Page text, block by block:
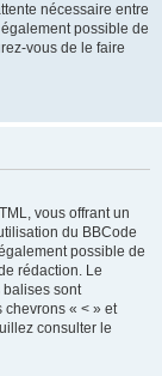
nécessaire entre
possible de
vous de le faire
vous offrant un
du BBCode
possible de
rédaction. Le
balises sont
chevrons « < » et
consulter le